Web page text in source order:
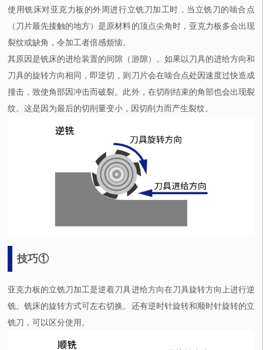
使用铣床对亚克力板的外周进行立铣刀加工时，当立铣刀的啮合点
（刀片最先接触的地方）是原材料的顶点尖角时，亚克力板多会出现
裂纹或缺角，令加工者倍感烦恼。
其原因是铣床的进给装置的间隙（游隙）。如果以刀具的进给方向和
刀具的旋转方向相同，即逆切，则刀片会在啮合点处因速度过快造成
撞击，致使角部因冲击而破裂。此外，在切削结束的角部也会出现裂
纹。这是因为最后的切削量变小，因切削力而产生裂纹。
技巧①
亚克力板的立铣刀加工是逆着刀具进给方向在刀具旋转方向上进行逆
铣。铣床的旋转方式可左右切换。还有逆时针旋转和顺时针旋转的立
铣刀，可以区分使用。